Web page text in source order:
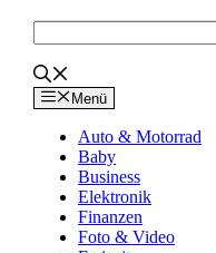
Inhalt
springen
Menü
Auto & Motorrad
Baby
Business
Elektronik
Finanzen
Foto & Video